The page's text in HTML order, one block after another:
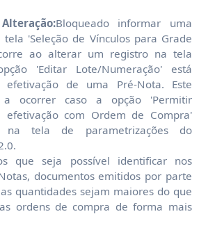
Bloqueado informar uma
'Seleção de Vínculos para Grade
ao alterar um registro na tela
'Editar Lote/Numeração' está
de uma Pré-Nota. Este
a ocorrer caso a opção 'Permitir
efetivação com Ordem de Compra'
na tela de parametrizações do
que seja possível identificar nos
documentos emitidos por parte
quantidades sejam maiores do que
ordens de compra de forma mais